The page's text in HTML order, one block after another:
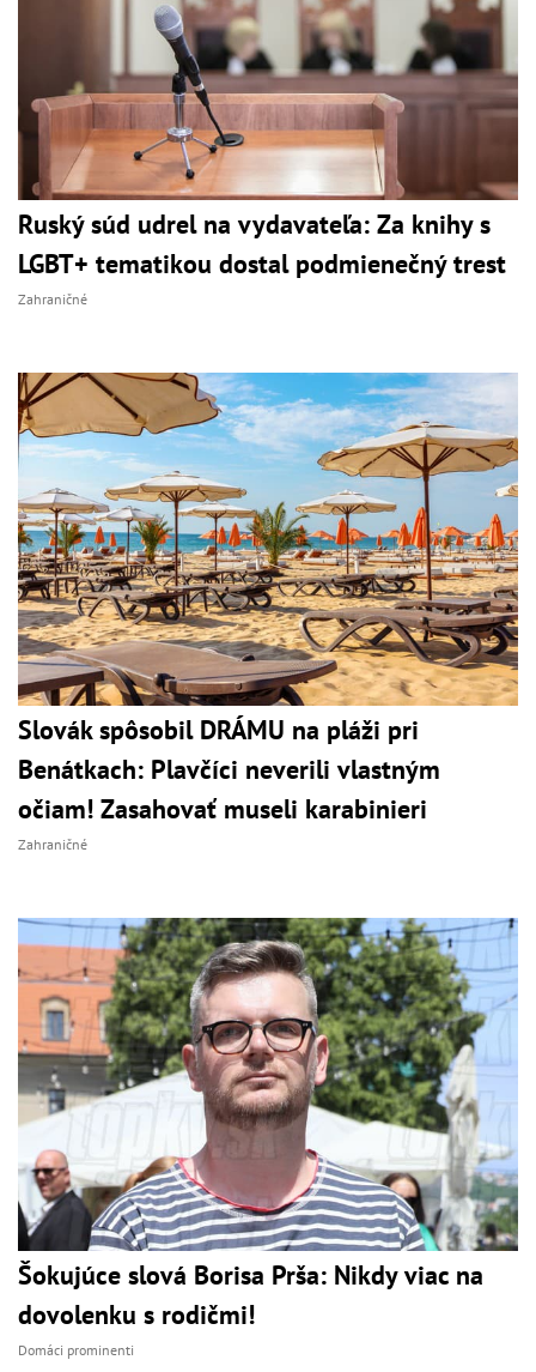
Ruský súd udrel na vydavateľa: Za knihy s
LGBT+ tematikou dostal podmienečný trest
Zahraničné
Slovák spôsobil DRÁMU na pláži pri
Benátkach: Plavčíci neverili vlastným
očiam! Zasahovať museli karabinieri
Zahraničné
Šokujúce slová Borisa Prša: Nikdy viac na
dovolenku s rodičmi!
Domáci prominenti